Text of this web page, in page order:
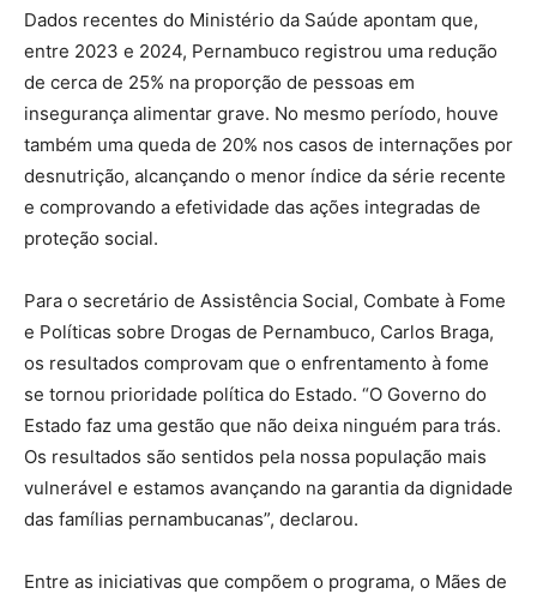
Dados recentes do Ministério da Saúde apontam que,
entre 2023 e 2024, Pernambuco registrou uma redução
de cerca de 25% na proporção de pessoas em
insegurança alimentar grave. No mesmo período, houve
também uma queda de 20% nos casos de internações por
desnutrição, alcançando o menor índice da série recente
e comprovando a efetividade das ações integradas de
proteção social.
Para o secretário de Assistência Social, Combate à Fome
e Políticas sobre Drogas de Pernambuco, Carlos Braga,
os resultados comprovam que o enfrentamento à fome
se tornou prioridade política do Estado. “O Governo do
Estado faz uma gestão que não deixa ninguém para trás.
Os resultados são sentidos pela nossa população mais
vulnerável e estamos avançando na garantia da dignidade
das famílias pernambucanas”, declarou.
Entre as iniciativas que compõem o programa, o Mães de